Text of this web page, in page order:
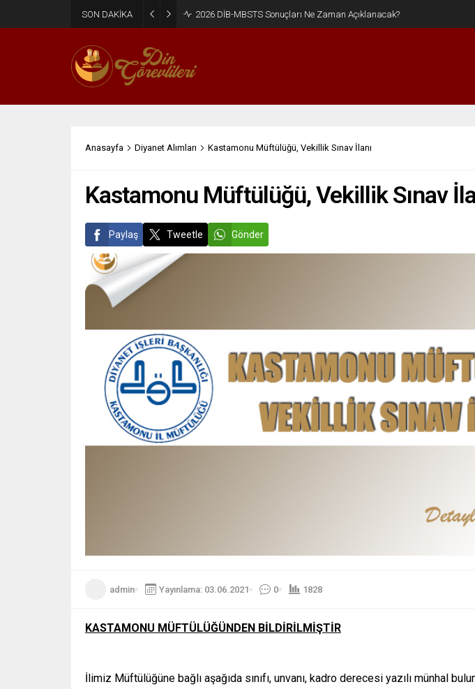
SON DAKİKA 2026 DİB-MBSTS Ne Zaman?
Anasayfa Diyanet Alımları Kastamonu Müftülüğü, Vekillik Sınav İlanı
Kastamonu Müftülüğü, Vekillik Sınav
Paylaş Tweetle Gönder
admin Yayınlama: 03.06.2021 0 1828
KASTAMONU MÜFTÜLÜĞÜNDEN BİLDİRİLMİŞTİR
İlimiz Müftülüğüne bağlı aşağıda sınıfı, unvanı, kadro derecesi yazılı münhal